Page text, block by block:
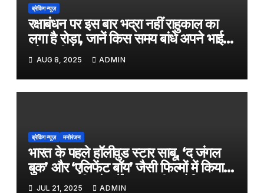
ब्रेकिंग न्यूज़
रक्षाबंधन पर इस बार भद्रा नहीं राहुकाल का
लगा है रोड़ा, जानें किस समय बांधे अपने भाई
को राखी
AUG 8, 2025 ADMIN
ब्रेकिंग न्यूज़ मनोरंजन
भारत के पहले हॉलीवुड स्टार साबू, ‘द जंगल
बुक’ और ‘एलिफेंट बॉय’ जैसी फिल्मों में किया
काम, जल्द ही बड़े पर्दे पर आएगी बायोपिक
JUL 21, 2025 ADMIN